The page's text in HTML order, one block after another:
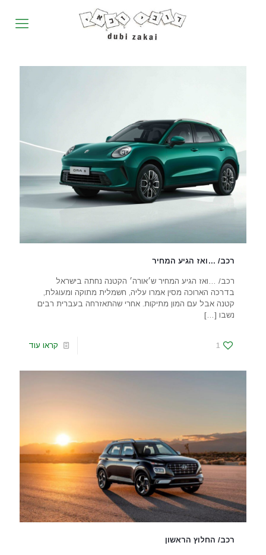
רכב/ …ואז הגיע המחיר
רכב/ …ואז הגיע המחיר ש׳אורה׳ הקטנה נחתה בישראל
בדרכה הארוכה מסין אמרו עליה, חשמלית מתוקה ומעוגלת,
קטנה אבל עם המון מתיקות. אחרי שהתאזרחה בעברית רבים
נשבו […]
1 קראו עוד
רכב/ החלוץ הראשון